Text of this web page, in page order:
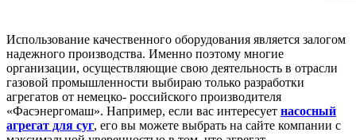
Использование качественного оборудования является залогом
надежного производства. Именно поэтому многие
организации, осуществляющие свою деятельность в отрасли
газовой промышленности выбираю только разработки
агрегатов от немецко- российского производителя
«Фасэнергомаш». Например, если вас интересует насосный
агрегат для суг, его вы можете выбрать на сайте компании с